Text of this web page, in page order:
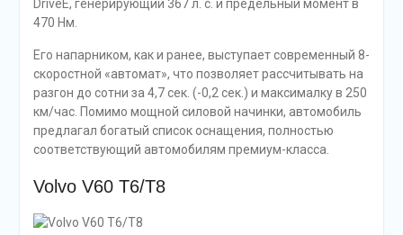
DriveE, генерирующий 367 л. с. и предельный момент в
470 Нм.
Его напарником, как и ранее, выступает современный 8-
скоростной «автомат», что позволяет рассчитывать на
разгон до сотни за 4,7 сек. (-0,2 сек.) и максималку в 250
км/час. Помимо мощной силовой начинки, автомобиль
предлагал богатый список оснащения, полностью
соответствующий автомобилям премиум-класса.
Volvo V60 T6/T8